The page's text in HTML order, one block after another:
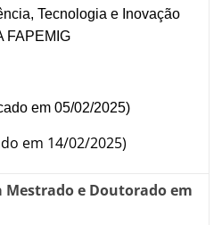
Tecnologia e Inovação
FAPEMIG
em 05/02/2025)
em 14/02/2025)
Mestrado e Doutorado em